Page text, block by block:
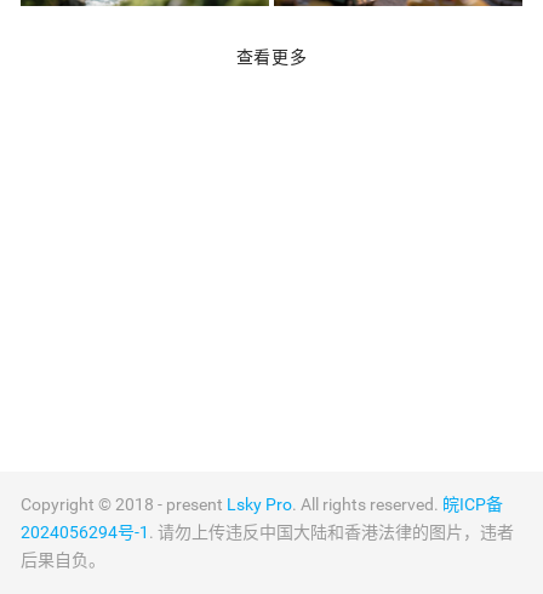
查看更多
Copyright © 2018 - present Lsky Pro. All rights reserved. 皖ICP备
2024056294号-1 . 请勿上传违反中国大陆和香港法律的图片，违者
后果自负。